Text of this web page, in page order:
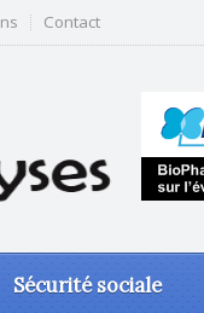
Contact
Sécurité sociale